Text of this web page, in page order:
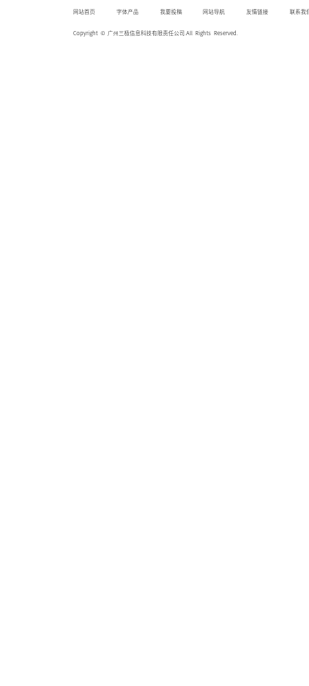
网站首页 字体产品 我要投稿 网站导航 友情链接 联系我
Copyright © 广州三极信息科技有限责任公司.All Rights Reserved.